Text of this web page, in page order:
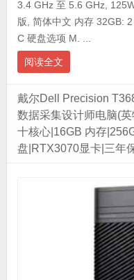
3.4 GHz 至 5.6 GHz,
版, 简体中文 内存 32GB:
C 硬盘选项 M. ...
阅读全文
戴尔Dell Precision
数据采集设计师电脑(
十核心|16GB 内存
盘|RTX3070显卡|三年